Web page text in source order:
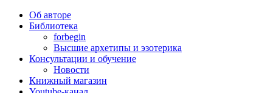
Об авторе
Библиотека
forbegin
Высшие архетипы и эзотерика
Консультации и обучение
Новости
Книжный магазин